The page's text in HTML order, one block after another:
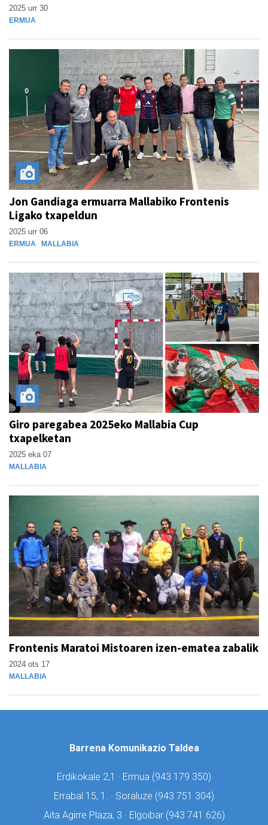
2025 urr 30
ERMUA
Jon Gandiaga ermuarra Mallabiko Frontenis
Ligako txapeldun
2025 urr 06
ERMUA MALLABIA
Giro paregabea 2025eko Mallabia Cup
txapelketan
2025 eka 07
MALLABIA
Frontenis Maratoi Mistoaren izen-ematea zabalik
2024 ots 17
MALLABIA
Barrena Komunikazio Taldea
Erdikokale 2,1 · Ermua (943 179 350)
Errabal 15, 1. · Soraluze (943 751 304)
Aita Agirre Plaza, 3 · Elgoibar (943 741 626)